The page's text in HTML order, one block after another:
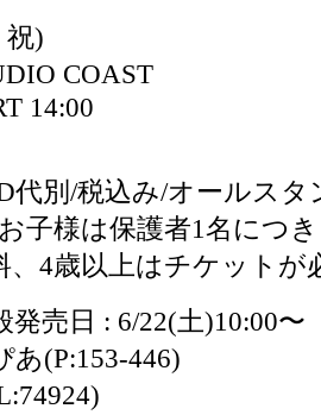
祝)
COAST
14:00
代別/税込み/オールス
子様は保護者1名につ
、4歳以上はチケットが
売日 : 6/22(土)10:00〜
あ(P:153-446)